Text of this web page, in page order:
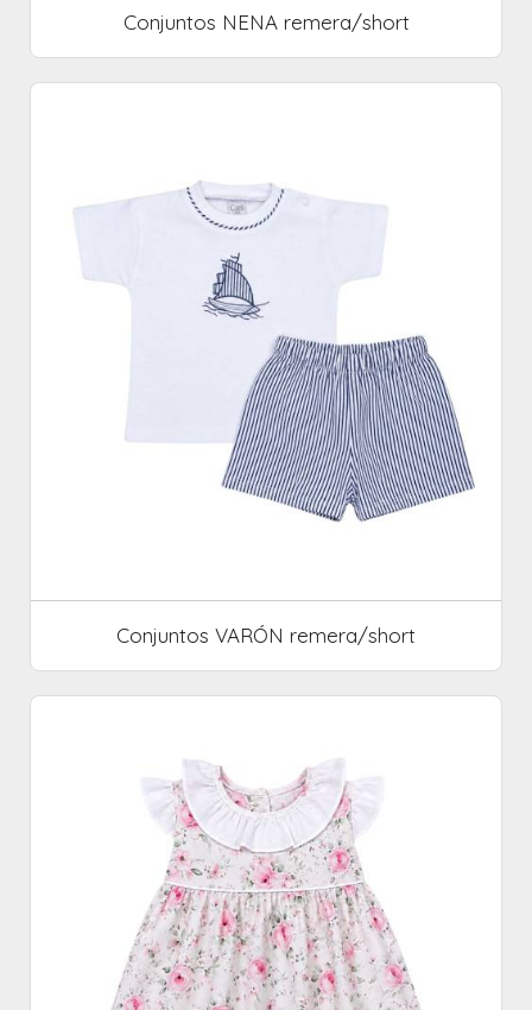
Conjuntos NENA remera/short
Conjuntos VARÓN remera/short